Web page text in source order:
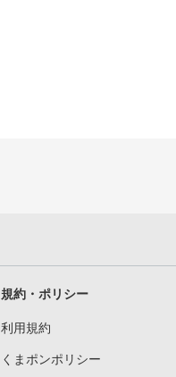
規約・ポリシー
利用規約
くまポンポリシー